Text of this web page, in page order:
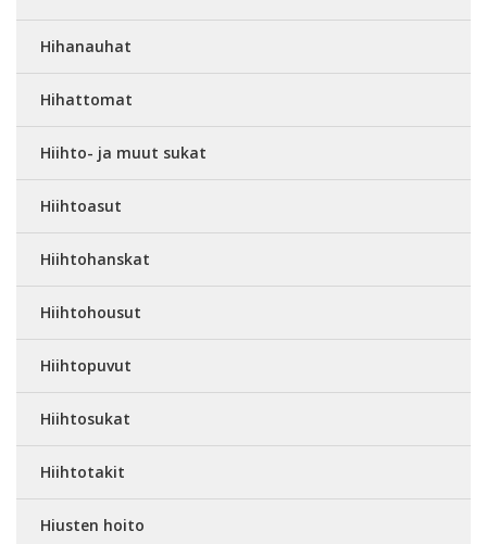
Hihanauhat
Hihattomat
Hiihto- ja muut sukat
Hiihtoasut
Hiihtohanskat
Hiihtohousut
Hiihtopuvut
Hiihtosukat
Hiihtotakit
Hiusten hoito